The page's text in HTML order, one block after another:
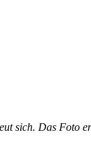
sich. Das Foto